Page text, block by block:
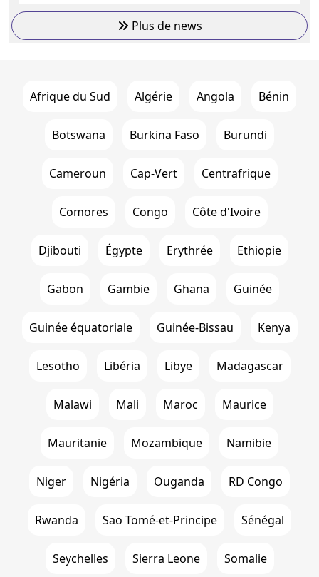
Plus de news
Afrique du Sud Algérie Angola Bénin
Botswana Burkina Faso Burundi
Cameroun Cap-Vert Centrafrique
Comores Congo Côte d'Ivoire
Djibouti Égypte Erythrée Ethiopie
Gabon Gambie Ghana Guinée
Guinée équatoriale Guinée-Bissau Kenya
Lesotho Libéria Libye Madagascar
Malawi Mali Maroc Maurice
Mauritanie Mozambique Namibie
Niger Nigéria Ouganda RD Congo
Rwanda Sao Tomé-et-Principe Sénégal
Seychelles Sierra Leone Somalie